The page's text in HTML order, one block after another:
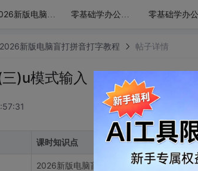
2026新版电脑盲打拼音打字教程 零基础学办公软件WPS文字Word从入门到精通课程
2026新版电脑盲打拼音打字教程 帖子详情
)u模式输入
课时知识点
2026新版电脑盲打拼音打字教程之3-3拼音